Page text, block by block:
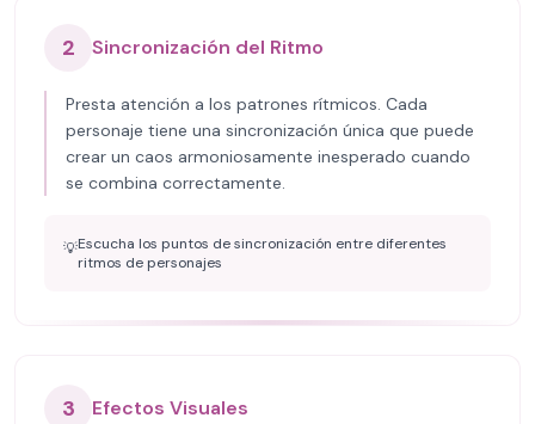
2 Sincronización del Ritmo
Presta atención a los patrones rítmicos. Cada
personaje tiene una sincronización única que puede
crear un caos armoniosamente inesperado cuando
se combina correctamente.
💡Escucha los puntos de sincronización entre diferentes
ritmos de personajes
3 Efectos Visuales